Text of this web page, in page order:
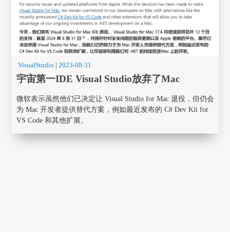
VisualStudio |2023-08-31
宇宙第一IDE Visual Studio放弃了Mac
微软表示虽然他们已决定让 Visual Studio for Mac 退役，但仍会
为 Mac 开发者提供替代方案，例如最近发布的 C# Dev Kit for
VS Code 和其他扩展。